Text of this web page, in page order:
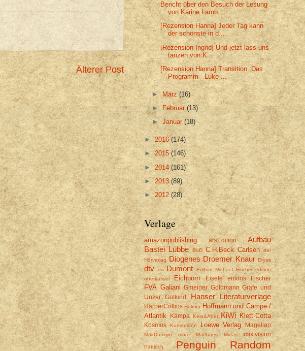
Älterer Post
Bericht über den Besuch der Lesung
von Karine Lamb...
[Rezension Hanna] Jeder Tag kann
der schönste in d...
[Rezension Ingrid] Und jetzt lass uns
tanzen von K...
[Rezension Hanna] Transition. Das
Programm - Luke ...
► März(16)
► Februar(13)
►Januar(18)
►2016(174)
►2015(146)
► 2014(161)
►2013(89)
►2012(28)
Verlage
amazonpublishing arsEdition
Aufbau
Bastei Lübbe
BoD C.H.Beck Carlsen
der
Hörverlag Diogenes Droemer Knaur Dryas
dtv du Dumont Edition Michael Fischer edition
oberkassel
Eichborn Eisele emons Fischer
FVA Galiani Gmeiner Goldmann Gräfe und
Unzer
Gutkind Hanser Literaturverlage
HarperCollins Helmer Hoffmann und Campe /
Atlantik
Kampa Kein&Aber KiWi Klett-Cotta
Kosmos Kunstmann Loewe Verlag Magellan
MairDumont mare Matthaes Midas mixtvision
Pattloch
Penguin Random